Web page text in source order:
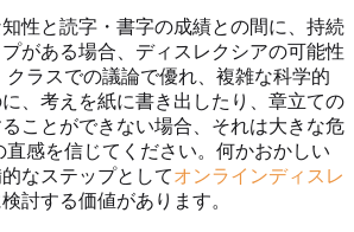
性と読字・書字の成績との間に、持続
がある場合、ディスレクシアの可能性
クラスでの議論で優れ、複雑な科学的
、考えを紙に書き出したり、章立ての
ことができない場合、それは大きな危
直感を信じてください。何かおかしい
なステップとしてオンラインディスレ
討する価値があります。